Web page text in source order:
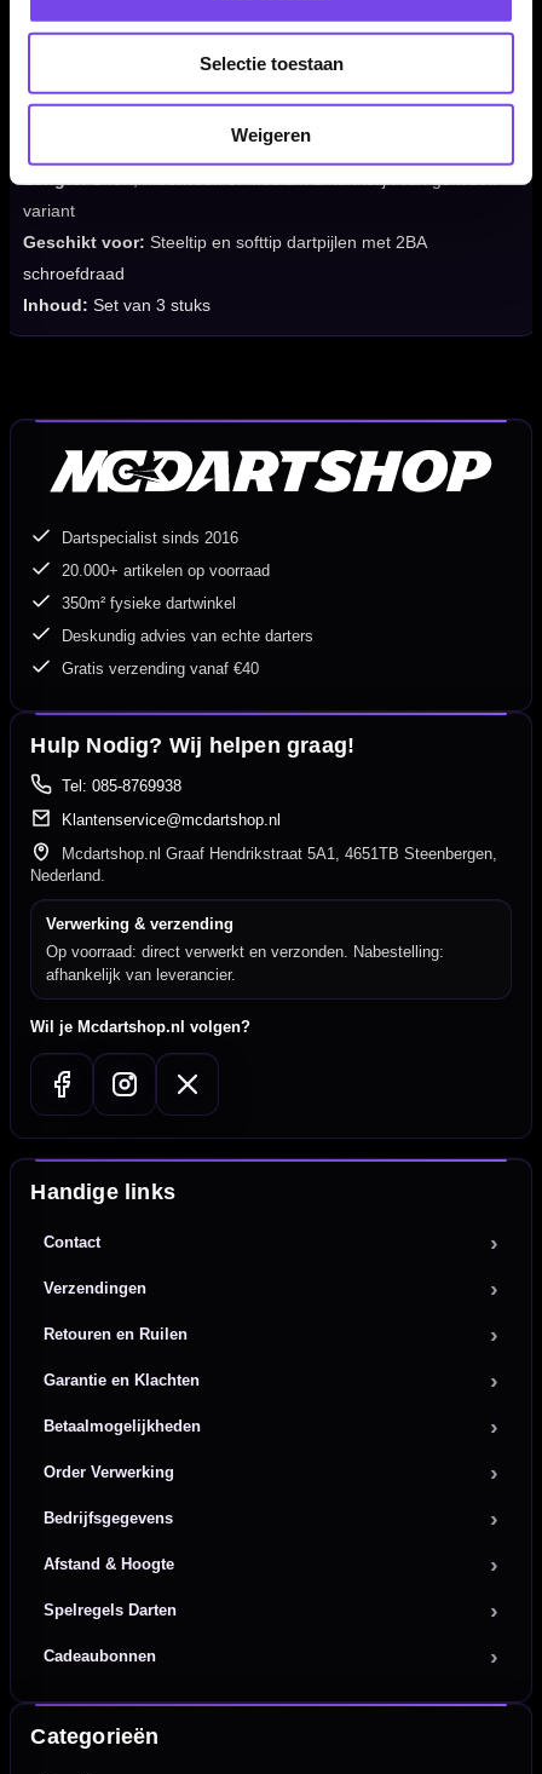
Selectie toestaan
Weigeren
Flight Merk:Red Dragon
Geïntegreerd flight-shaft systeem
variant
Geschikt voor: Steeltip en softtip dartpijlen met 2BA
schroefdraad
Inhoud: Set van 3 stuks
Dartspecialist sinds 2016
20.000+ artikelen op voorraad
350m² fysieke dartwinkel
Deskundig advies van echte darters
Gratis verzending vanaf €40
Hulp Nodig? Wij helpen graag!
Tel: 085-8769938
Klantenservice@mcdartshop.nl
Mcdartshop.nl Graaf Hendrikstraat 5A1, 4651TB Steenbergen,
Nederland.
Verwerking & verzending
Op voorraad: direct verwerkt en verzonden. Nabestelling:
afhankelijk van leverancier.
Wil je Mcdartshop.nl volgen?
Handige links
Contact
Verzendingen
Retouren en Ruilen
Garantie en Klachten
Betaalmogelijkheden
Order Verwerking
Bedrijfsgegevens
Afstand & Hoogte
Spelregels Darten
Cadeaubonnen
Categorieën